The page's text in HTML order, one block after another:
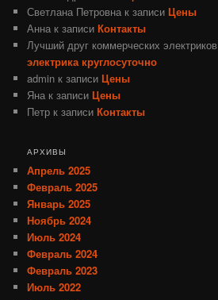
Светлана Петровна к записиЦены
Анна к записиКонтакты
Лучший друг коммерческих электриков
электрика круглосуточно
admin к записиЦены
Яна к записиЦены
Петр к записиКонтакты
АРХИВЫ
Апрель 2025
Февраль 2025
Январь 2025
Ноябрь 2024
Июль 2024
Февраль 2024
Февраль 2023
Июль 2022